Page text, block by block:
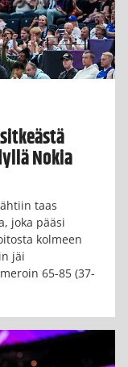
Nokia
taas
joka pääsi
kolmeen
jäi
65-85 (37-